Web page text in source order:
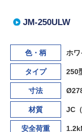
JM-250ULW
色・柄 ホワ
タイプ 250
寸法
材質 JC
安全荷重